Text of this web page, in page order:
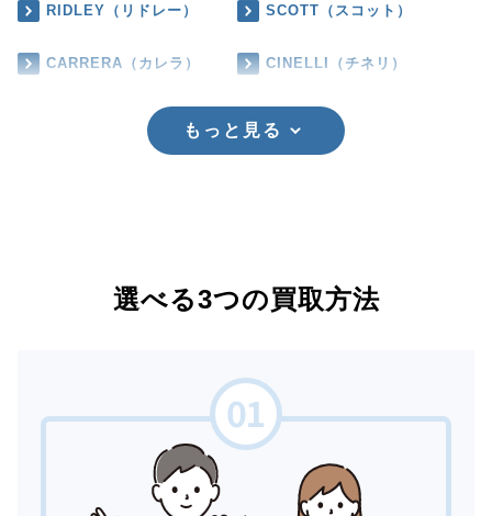
RIDLEY（リドレー） SCOTT（スコット）
CARRERA（カレラ） CINELLI（チネリ）
もっと見る
選べる3つの買取方法